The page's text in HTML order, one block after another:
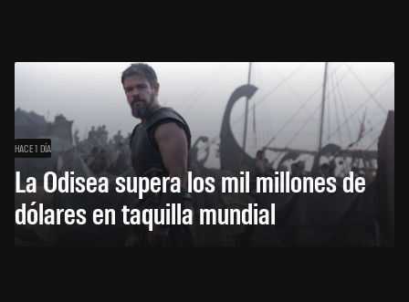
HACE 1 DÍA
La Odisea supera los mil millones de
dólares en taquilla mundial